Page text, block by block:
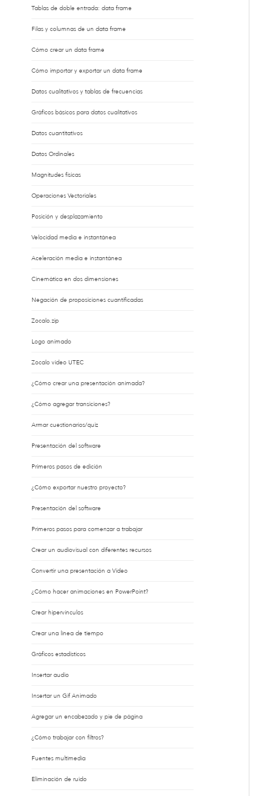
Tablas de doble entrada: data frame
Filas y columnas de un data frame
Cómo crear un data frame
Cómo importar y exportar un data frame
Datos cualitativos y tablas de frecuencias
Gráficos básicos para datos cualitativos
Datos cuantitativos
Datos Ordinales
Magnitudes físicas
Operaciones Vectoriales
Posición y desplazamiento
Velocidad media e instantánea
Aceleración media e instantánea
Cinemática en dos dimensiones
Negación de proposiciones cuantificadas
Zocalo.zip
Logo animado
Zocalo video UTEC
¿Cómo crear una presentación animada?
¿Cómo agregar transiciones?
Armar cuestionarios/quiz
Presentación del software
Primeros pasos de edición
¿Cómo exportar nuestro proyecto?
Presentación del software
Primeros pasos para comenzar a trabajar
Crear un audiovisual con diferentes recursos
Convertir una presentación a Vídeo
¿Cómo hacer animaciones en PowerPoint?
Crear hipervínculos
Crear una línea de tiempo
Gráficos estadísticos
Insertar audio
Insertar un Gif Animado
Agregar un encabezado y pie de página
¿Cómo trabajar con filtros?
Fuentes multimedia
Eliminación de ruido